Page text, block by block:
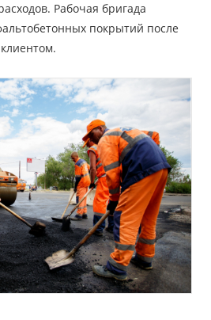
Рабочая бригада
покрытий после